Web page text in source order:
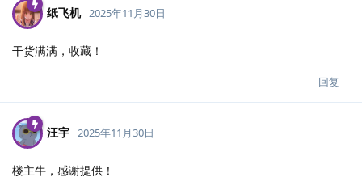
纸飞机 2025年11月30日
干货满满，收藏！
回复
汪宇 2025年11月30日
楼主牛，感谢提供！